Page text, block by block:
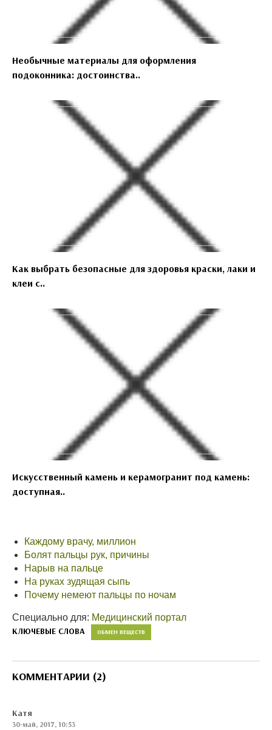
Необычные материалы для оформления
подоконника: достоинства..
Как выбрать безопасные для здоровья краски, лаки и
клеи с..
Искусственный камень и керамогранит под камень:
доступная..
Каждому врачу, миллион
Болят пальцы рук, причины
Нарыв на пальце
На руках зудящая сыпь
Почему немеют пальцы по ночам
Специально для: Медицинский портал
КЛЮЧЕВЫЕ СЛОВА ОБМЕН ВЕЩЕСТВ
КОММЕНТАРИИ (2)
Катя
30-май, 2017, 10:53